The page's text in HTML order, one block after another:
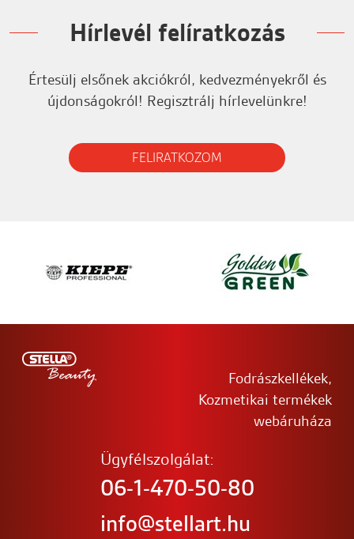
Hírlevél felíratkozás
Értesülj elsőnek akciókról, kedvezményekről és
újdonságokról! Regisztrálj hírlevelünkre!
FELIRATKOZOM
Fodrászkellékek,
Kozmetikai termékek
webáruháza
Ügyfélszolgálat:
06-1-470-50-80
info@stellart.hu